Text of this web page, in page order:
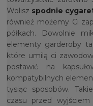
Wolisz spodnie
również możemy Ci
półkach. Dowolnie
elementy garderoby
które umilą ci
postawić na
kompatybilnych
tysiąc sposobów.
czasu przed